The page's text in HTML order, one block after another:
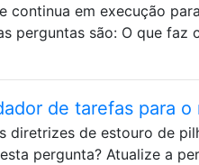
continua em execução
perguntas são: O que faz
de tarefas para
diretrizes de estouro de
pergunta? Atualize a